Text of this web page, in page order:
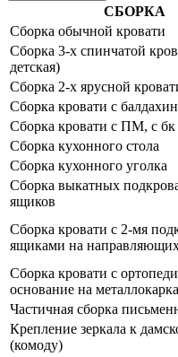
СБОРКА
Сборка обычной кровати
Сборка 3-х спинчатой
детская)
Сборка 2-х ярусной
Сборка кровати с
Сборка кровати с ПМ, с
Сборка кухонного стола
Сборка кухонного уголка
Сборка выкатных
ящиков
Сборка кровати с 2-мя
ящиками на
Сборка кровати с
основание на
Частичная сборка
Крепление зеркала к
(комоду)